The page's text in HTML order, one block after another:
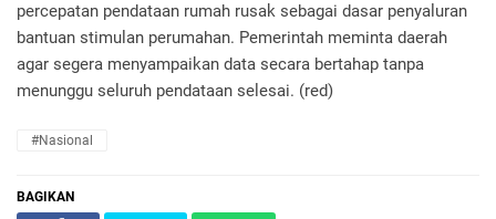
percepatan pendataan rumah rusak sebagai dasar penyaluran
bantuan stimulan perumahan. Pemerintah meminta daerah
agar segera menyampaikan data secara bertahap tanpa
menunggu seluruh pendataan selesai. (red)
#Nasional
BAGIKAN